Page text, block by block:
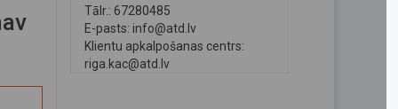
Tālr.: 67280485
E-pasts: info@atd.lv
Klientu apkalpošanas centrs:
riga.kac@atd.lv